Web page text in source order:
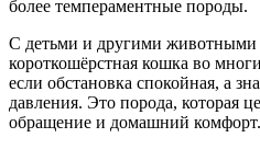
более темпераментные породы.
С детьми и другими животными
короткошёрстная кошка во
если обстановка спокойная, а
давления. Это порода, которая
обращение и домашний комфорт.